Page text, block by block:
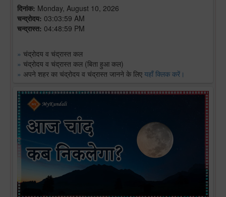
दिनांक: Monday, August 10, 2026
चन्द्रोदय: 03:03:59 AM
चन्द्रास्त: 04:48:59 PM
» चंद्रोदय व चंद्रास्त कल
» चंद्रोदय व चंद्रास्त कल (बिता हुआ कल)
» अपने शहर का चंद्रोदय व चंद्रास्त जानने के लिए यहाँ क्लिक करें।